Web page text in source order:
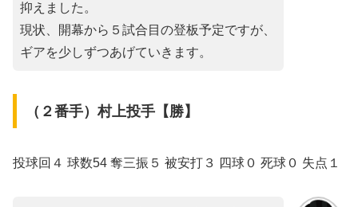
抑えました。
現状、開幕から５試合目の登板予定ですが、
ギアを少しずつあげていきます。
（２番手）村上投手【勝】
投球回４ 球数54 奪三振５ 被安打３ 四球０ 死球０ 失点１